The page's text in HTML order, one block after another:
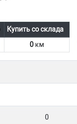
Купить со склада
0 км
0